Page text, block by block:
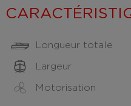
Longueur totale
Largeur
Motorisation